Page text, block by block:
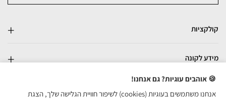
קולקציות
מידע לקונה
🍪 אוהבים עוגיות? גם אנחנו!
אנחנו משתמשים בעוגיות (cookies) לשיפור חוויית הגלישה שלך, הצגת